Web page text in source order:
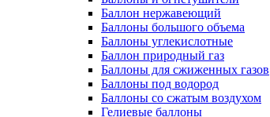
Баллон нержавеющий
Баллоны большого объема
Баллоны углекислотные
Баллон природный газ
Баллоны для сжиженных газов
Баллоны под водород
Баллоны со сжатым воздухом
Гелиевые баллоны